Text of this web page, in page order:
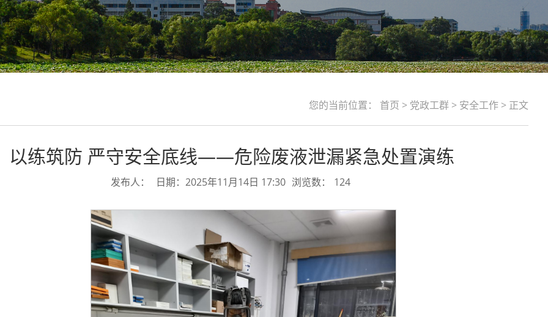
您的当前位置： 首页 > 党政工群 > 安全工作 > 正文
以练筑防 严守安全底线——危险废液泄漏紧急处置演练
发布人： 日期：2025年11月14日 17:30 浏览数： 124